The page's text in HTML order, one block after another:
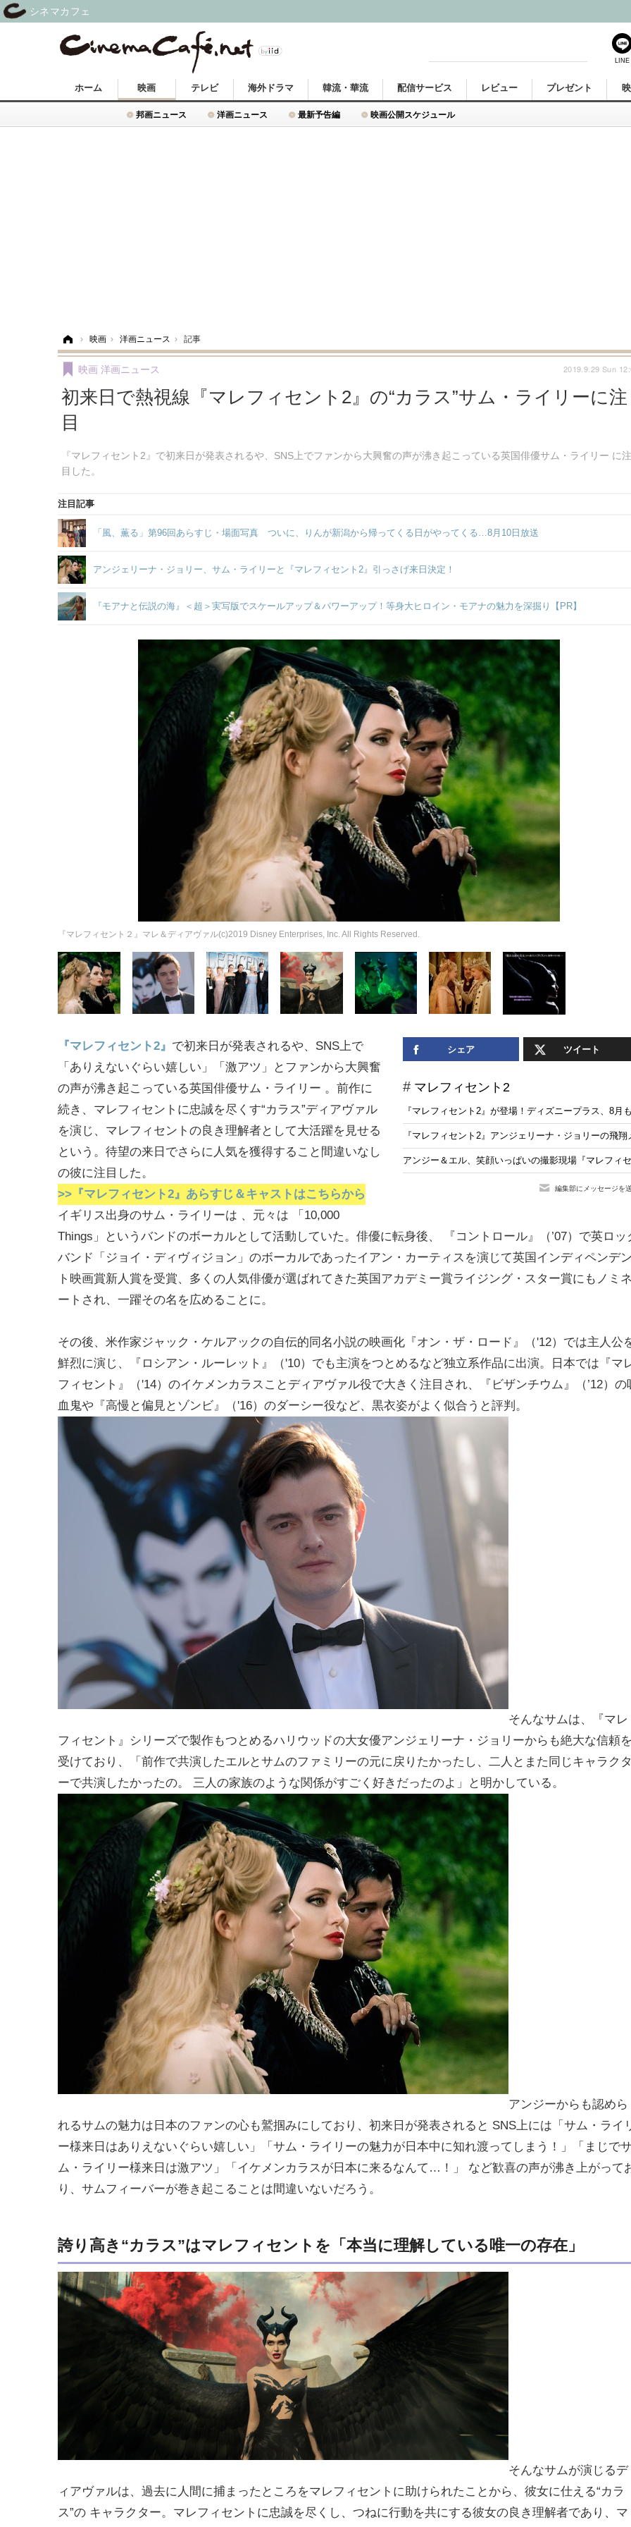
ホーム 映画
邦画ニュース 洋画ニュース 最新予告編 映画公開スケジュール
テレビ 海外ドラマ 韓流・華流 配信サービス レビュー プレゼント
› 映画 › 洋画ニュース › 記事
初来日で熱視線『マレフィセント2』の“カラス”サム・ライリーに注
目
『マレフィセント2』で初来日が発表されるや、SNS上でファンから大興奮の声が沸き起こっている英国俳優サム・ライリー に注
目した。
映画 洋画ニュース 2019.9.29 Sun
注目記事
「風、薫る」第96回あらすじ・場面写真 ついに、りんが新潟から帰ってくる日がやってくる…8月10日放送
アンジェリーナ・ジョリー、サム・ライリーと『マレフィセント2』引っさげ来日決定！
『モアナと伝説の海』＜超＞実写版でスケールアップ＆パワーアップ！等身大ヒロイン・モアナの魅力を深掘り【PR】
『マレフィセント２』マレ＆ディアヴァル(c)2019 Disney Enterprises, Inc. All Rights Reserved.
シェア ツイート
マレフィセント2
『マレフィセント2』が登場！ディズニープラス、8月
『マレフィセント2』アンジェリーナ・ジョリーの飛
アンジー＆エル、笑顔いっぱいの撮影現場『マレフィ
編集部にメッセージを
『マレフィセント2』 で初来日が発表されるや、SNS上で
「ありえないぐらい嬉しい」「激アツ」とファンから大興奮
の声が沸き起こっている英国俳優サム・ライリー 。前作に
続き、マレフィセントに忠誠を尽くす“カラス”ディアヴァル
を演じ、マレフィセントの良き理解者として大活躍を見せる
という。待望の来日でさらに人気を獲得すること間違いなし
の彼に注目した。
>>『マレフィセント2』あらすじ＆キャストはこちらから
イギリス出身のサム・ライリーは 、元々は 「10,000
Things」というバンドのボーカルとして活動していた。俳優に転身後、 『コントロール』（’07）で英ロッ
バンド「ジョイ・ディヴィジョン」のボーカルであったイアン・カーティスを演じて英国インディペンデ
ト映画賞新人賞を受賞、多くの人気俳優が選ばれてきた英国アカデミー賞ライジング・スター賞にもノミ
ートされ、一躍その名を広めることに。
その後、米作家ジャック・ケルアックの自伝的同名小説の映画化『オン・ザ・ロード』（'12）では主人公
鮮烈に演じ、『ロシアン・ルーレット』（'10）でも主演をつとめるなど独立系作品に出演。日本では『マ
フィセント』（'14）のイケメンカラスことディアヴァル役で大きく注目され、『ビザンチウム』（’12）の
血鬼や『高慢と偏見とゾンビ』（'16）のダーシー役など、黒衣姿がよく似合うと評判。
そんなサムは、『マレ
フィセント』シリーズで製作もつとめるハリウッドの大女優アンジェリーナ・ジョリーからも絶大な信頼
受けており、「前作で共演したエルとサムのファミリーの元に戻りたかったし、二人とまた同じキャラク
ーで共演したかったの。 三人の家族のような関係がすごく好きだったのよ」と明かしている。
アンジーからも認めら
れるサムの魅力は日本のファンの心も鷲掴みにしており、初来日が発表されると SNS上には「サム・ライ
ー様来日はありえないぐらい嬉しい」「サム・ライリーの魅力が日本中に知れ渡ってしまう！」「まじで
ム・ライリー様来日は激アツ」「イケメンカラスが日本に来るなんて…！」 など歓喜の声が沸き上がって
り、サムフィーバーが巻き起こることは間違いないだろう。
誇り高き“カラス”はマレフィセントを「本当に理解している唯一の存在」
そんなサムが演じるデ
ィアヴァルは、過去に人間に捕まったところをマレフィセントに助けられたことから、彼女に仕える“カラ
ス”の キャラクター。マレフィセントに忠誠を尽くし、つねに行動を共にする彼女の良き理解者であり、マ
LINE
シネマカフェ